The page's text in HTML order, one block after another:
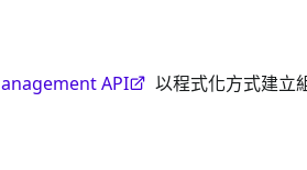
API 以程式化方式建立